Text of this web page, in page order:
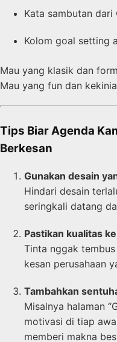
Kata sambutan dari
Kolom goal setting
Mau yang klasik dan
Mau yang fun dan
Tips Biar Agenda
Berkesan
Gunakan desain
Hindari desain
seringkali datang
Pastikan kualitas
Tinta nggak
kesan perusahaan
Tambahkan
Misalnya halaman
motivasi di tiap
memberi makna